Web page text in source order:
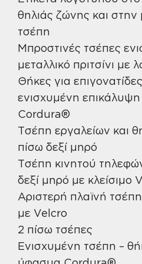
θηλιάς ζώνης και
τσέπη
Μπροστινές τσέπες
μεταλλικό πριτσίνι με
Θήκες για
ενισχυμένη
Cordura®
Τσέπη εργαλείων και
πίσω δεξί μηρό
Τσέπη κινητού
δεξί μηρό με κλείσιμο
Αριστερή πλαϊνή
με Velcro
2 πίσω τσέπες
Ενισχυμένη τσέπη –